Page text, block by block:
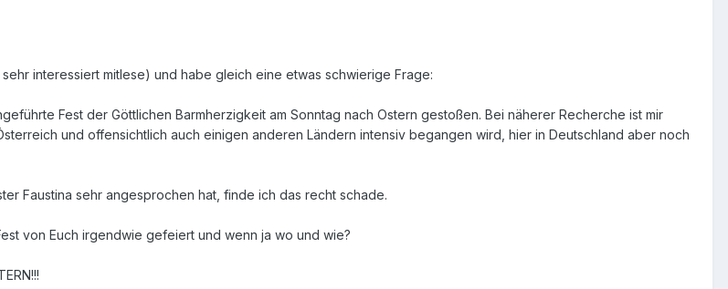
interessiert mitlese) und habe gleich eine etwas schwierige Frage:
Fest der Göttlichen Barmherzigkeit am Sonntag nach Ostern gestoßen. Bei näherer Recherche ist mir
und offensichtlich auch einigen anderen Ländern intensiv begangen wird, hier in Deutschland aber noch
Faustina sehr angesprochen hat, finde ich das recht schade.
von Euch irgendwie gefeiert und wenn ja wo und wie?